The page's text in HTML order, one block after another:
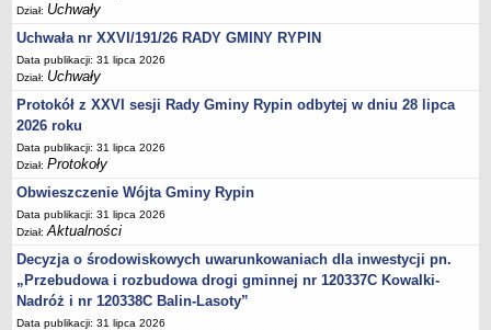
Protokoły
Imienne wykazy głosowań radnych
Postać dokumentów
Akty Prawne, Dzienniki Ustaw, Monitory Polskie
Prawo miejscowe
Zarządzenia
Studium uwarunkowań i kierunków zagospodarowania
przestrzennego
Dane przestrzenne - MPZP
Stałe obwody głosowania, numery, granice oraz siedziby
obwodowych komisji wyborczych, opis granic okręgów wyborczych
Plan ogólny gminy Rypin
Dział: Uchwały
Uchwała nr XXVI/191/26 RADY GMINY RYPIN
Data publikacji: 31 lipca 2026
Dział: Uchwały
Protokół z XXVI sesji Rady Gminy Rypin odbytej w dniu 28 lipca
2026 roku
Data publikacji: 31 lipca 2026
Dział:Protokoły
Obwieszczenie Wójta Gminy Rypin
Data publikacji: 31 lipca 2026
Dział:Aktualności
Decyzja o środowiskowych uwarunkowaniach dla inwestycji pn.
„Przebudowa i rozbudowa drogi gminnej nr 120337C Kowalki-
Nadróż i nr 120338C Balin-Lasoty”
Data publikacji: 31 lipca 2026